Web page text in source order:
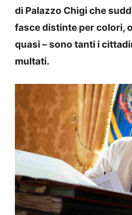
di Palazzo Chigi che
fasce distinte per colori,
quasi – sono tanti i
multati.